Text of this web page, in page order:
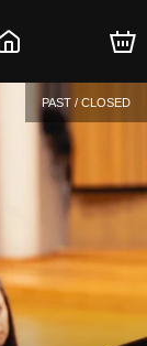
PAST / CLOSED